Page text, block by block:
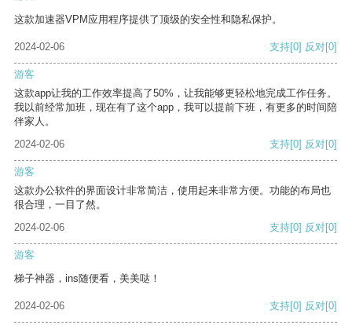
这款加速器VPM应用程序提供了顶级的安全性和隐私保护。
2024-02-06 支持[0] 反对[0]
游客
这款app让我的工作效率提高了50%，让我能够更轻松地完成工作任务。
我以前经常加班，现在有了这个app，我可以提前下班，有更多的时间陪
伴家人。
2024-02-06
支持[0] 反对[0]
游客
这款办公软件的界面设计非常简洁，使用起来非常方便。功能的布局也
很合理，一目了然。
2024-02-06
支持[0] 反对[0]
游客
梯子神器，ins随便看，美美哒！
2024-02-06 支持[0] 反对[0]